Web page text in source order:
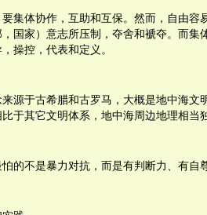
要集体协作，互助和互保。然而，自由容
国家）意志所压制，夺舍和褫夺。而集
操控，代表和定义。
源于古希腊和古罗马，大概是地中海文
于其它文明体系，地中海周边地理相当
的不是暴力对抗，而是有判断力、有自